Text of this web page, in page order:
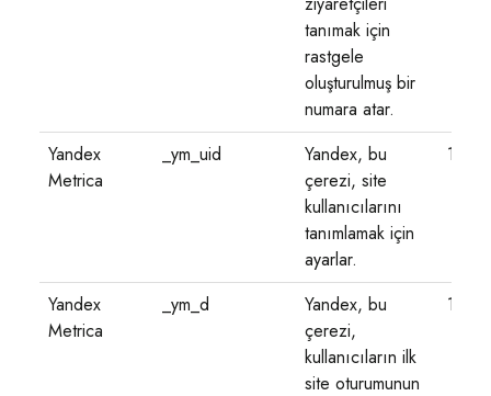
tanımak için
rastgele
oluşturulmuş bir
numara atar.
Yandex
Metrica
_ym_uid
Yandex, bu
çerezi, site
kullanıcılarını
tanımlamak için
ayarlar.
1 yıl
Yandex
Metrica
_ym_d
Yandex, bu
çerezi,
kullanıcıların ilk
site oturumunun
1 yıl